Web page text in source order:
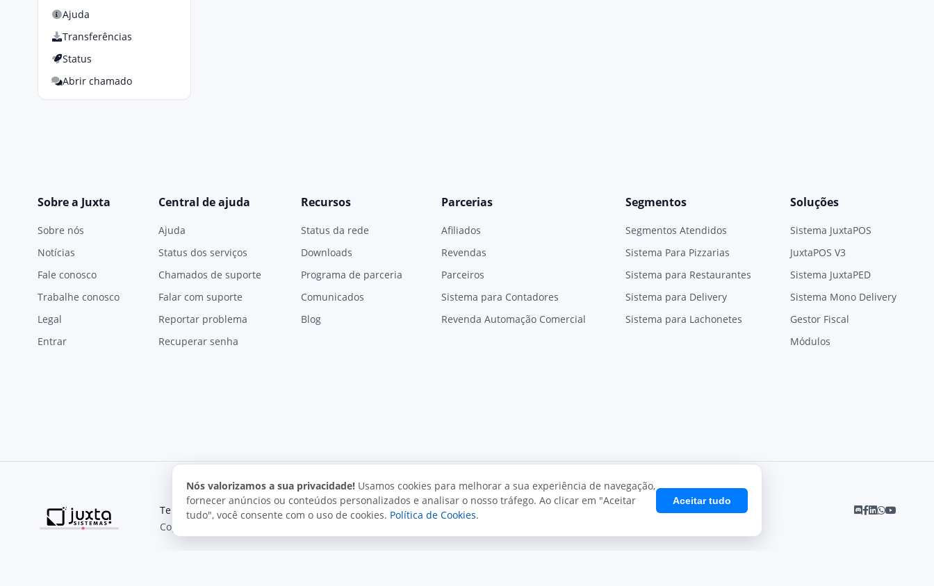
Ajuda
Transferências
Status
Abrir chamado
Sobre a Juxta
Sobre nós
Notícias
Fale conosco
Trabalhe conosco
Legal
Entrar
Central de ajuda
Ajuda
Status dos serviços
Chamados de suporte
Falar com suporte
Reportar problema
Recuperar senha
Recursos
Status da rede
Downloads
Programa de parceria
Comunicados
Blog
Parcerias
Afiliados
Revendas
Parceiros
Sistema para Contadores
Revenda Automação Comercial
Segmentos
Segmentos Atendidos
Sistema Para Pizzarias
Sistema para Restaurantes
Sistema para Delivery
Sistema para Lachonetes
Soluções
Sistema JuxtaPOS
JuxtaPOS V3
Sistema JuxtaPED
Sistema Mono Delivery
Gestor Fiscal
Módulos
Nós valorizamos a sua privacidade! Usamos cookies para melhorar a sua experiência de navegação,
fornecer anúncios ou conteúdos personalizados e analisar o nosso tráfego. Ao clicar em "Aceitar
tudo", você consente com o uso de cookies. Política de Cookies.
Aceitar tudo
Termos de uso Política de privacidade Uso aceitável
Direitos autorais
Copyright © 2026, Juxta Sistemas. Todos os direitos reservados.